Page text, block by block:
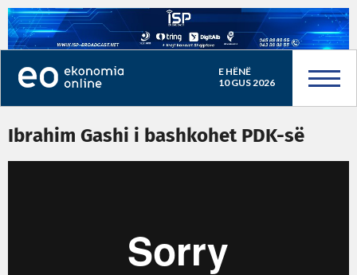
E HËNË
10 GUS 2026
Ibrahim Gashi i bashkohet PDK-së